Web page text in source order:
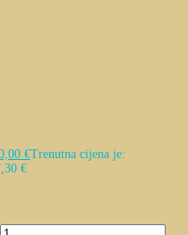
€Trenutna cijena je:
€